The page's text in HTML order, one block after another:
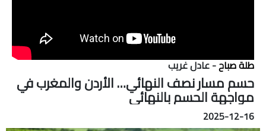
طلة صباح- عادل غريب
حسم مسار نصف النهائي… الأردن والمغرب في
مواجهة الحسم بالنهائي
2025-12-16